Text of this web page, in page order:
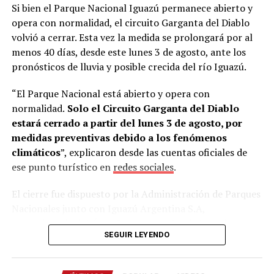
cubriera los pasajes aéreos.La propuesta fue aceptada
de inmediato.
“Mi esposa es profesora de alemán en una escuela
técnica. Esa misma noche la llamé desde Alemania y
hacerlo’”, recordó.
Estudiar alemán para llegar a Alemania
Al regresar aMisiones, Lory conversó con Skölfman y
Burger, quienes aceptaron el desafío y comenzaron a
poco asustados, enseguida se adaptaron. En Deula
tienen experiencia trabajando con extranjeros”, señaló.
Si bien el Parque Nacional Iguazú permanece abierto y
opera con normalidad, el circuito Garganta del Diablo
volvió a cerrar. Esta vez la medida se prolongará por al
menos 40 días, desde este lunes 3 de agosto, ante los
pronósticos de lluvia y posible crecida del río Iguazú.
“El Parque Nacional está abierto y opera con
normalidad. Solo el Circuito Garganta del Diablo
estará cerrado a partir del lunes 3 de agosto, por
medidas preventivas debido a los fenómenos
climáticos”, explicaron desde las cuentas oficiales de
ese punto turístico en redes sociales.
El cierre fue dispuesto por la Administración de Parques
concesionaria del Área Cataratas, sobre la base de
informes climáticos e hidrológicos.
SEGUIR LEYENDO